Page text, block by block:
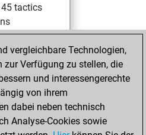
tactics
achieved
1991 in
played 1
Play
scored +1
vergleichbare Technologien,
Verfügung zu stellen, die
und interessengerechte
von ihrem
dabei neben technisch
Analyse-Cookies sowie